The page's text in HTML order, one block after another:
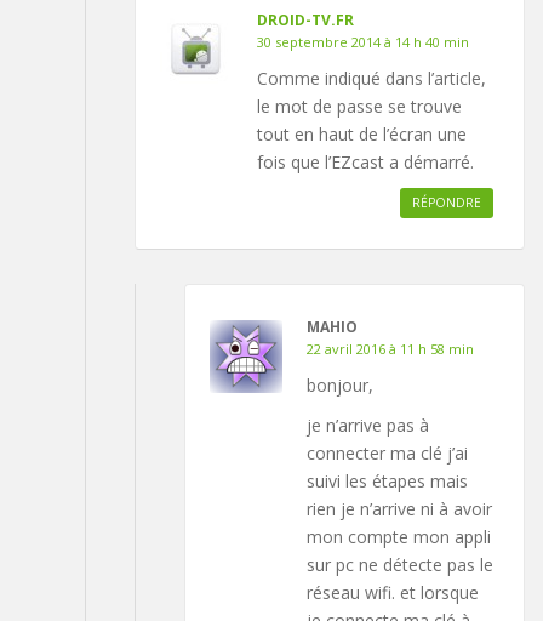
DROID-TV.FR
30 septembre 2014 à 14 h 40 min
Comme indiqué dans l’article,
le mot de passe se trouve
tout en haut de l’écran une
fois que l’EZcast a démarré.
RÉPONDRE
MAHIO
22 avril 2016 à 11 h 58 min
bonjour,
je n’arrive pas à
connecter ma clé j’ai
suivi les étapes mais
rien je n’arrive ni à avoir
mon compte mon appli
sur pc ne détecte pas le
réseau wifi. et lorsque